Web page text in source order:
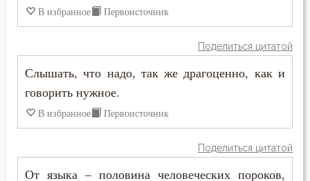
Благочестие
Блуд
Бог
Богатство
Григорий Богослов
Григорий Нисский
Димитрий Ростовский
В избранное Первоисточник
Поделиться цитатой
Слышать, что надо, так же драгоценно, как и
говорить нужное.
В избранное Первоисточник
Поделиться цитатой
От языка – половина человеческих пороков,